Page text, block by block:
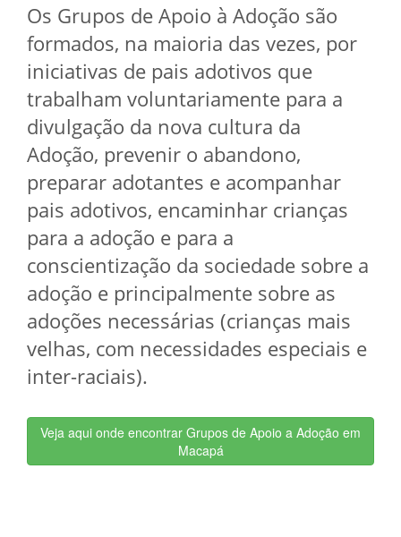
Os Grupos de Apoio à Adoção são
formados, na maioria das vezes, por
iniciativas de pais adotivos que
trabalham voluntariamente para a
divulgação da nova cultura da
Adoção, prevenir o abandono,
preparar adotantes e acompanhar
pais adotivos, encaminhar crianças
para a adoção e para a
conscientização da sociedade sobre a
adoção e principalmente sobre as
adoções necessárias (crianças mais
velhas, com necessidades especiais e
inter-raciais).
Veja aqui onde encontrar Grupos de Apoio a Adoção em
Macapá